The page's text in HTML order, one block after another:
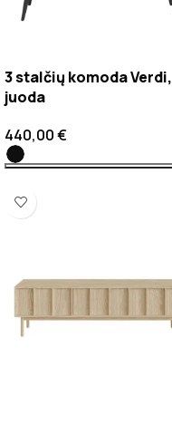
3 stalčių komoda Verdi,
juoda
440,00€